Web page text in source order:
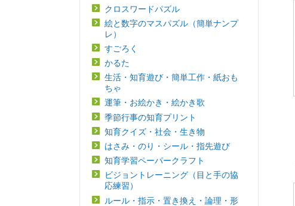
クロスワードパズル
絵と数字のマスパズル（簡単ナンプ
レ）
すごろく
かるた
生活・知育遊び・簡単工作・紙おも
ちゃ
運筆・お絵かき・絵かき歌
季節行事の知育プリント
知育クイズ・社会・生き物
はさみ・のり・シール・指先遊び
知育学習ペーパークラフト
ビジョントレーニング（目と手の協
応練習）
ルール・指示・置き換え・論理・形